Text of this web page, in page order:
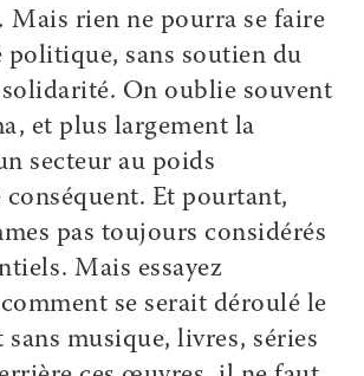
Mais rien ne pourra se faire
politique, sans soutien du
On oublie souvent
et plus largement la
secteur au poids
Et pourtant,
pas toujours considérés
Mais essayez
se serait déroulé le
musique, livres, séries